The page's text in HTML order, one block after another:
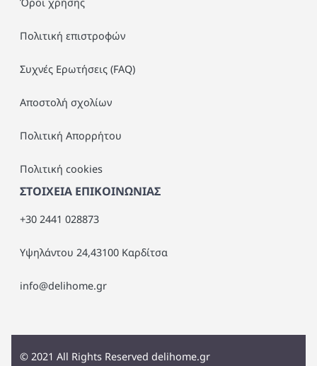
Πολιτική επιστροφών
Συχνές Ερωτήσεις (FAQ)
Αποστολή σχολίων
Πολιτική Απορρήτου
Πολιτική cookies
ΣΤΟΙΧΕΙΑ ΕΠΙΚΟΙΝΩΝΙΑΣ
+30 2441 028873
Υψηλάντου 24,43100 Καρδίτσα
info@delihome.gr
© 2021 All Rights Reserved delihome.gr